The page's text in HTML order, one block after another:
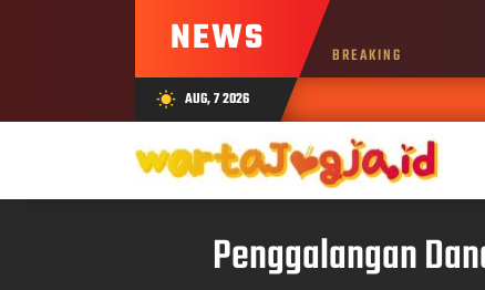
NEWS BREAKING
wb_sunny AUG, 7 2026
Penggalangan